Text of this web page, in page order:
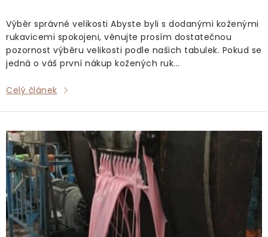
O rukavicích
O nás Blog Prodejny
Klub BG
Kontakt
Výběr správné velikosti Abyste byli s dodanými koženými
rukavicemi spokojeni, věnujte prosím dostatečnou
pozornost výběru velikosti podle našich tabulek. Pokud se
jedná o váš první nákup kožených ruk...
Celý článek